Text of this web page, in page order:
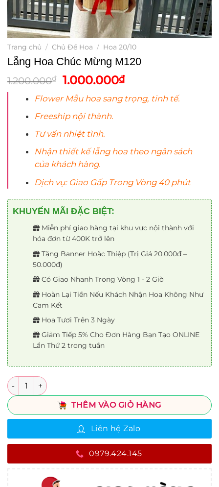
Trang chủ / Chủ Đề Hoa / Hoa 20/10
Lẵng Hoa Chúc Mừng M120
1.200.000₫
Giá
gốc
là:
1.200.000₫.
1.000.000₫Giá
tại
Flower Mẫu hoa sang trọng, tinh tế.
Freeship nội thành.
Tư vấn nhiệt tình.
Nhận thiết kế lẵng hoa theo ngân sách
của khách hàng.
Dịch vụ: Giao Gấp Trong Vòng 40 phút
KHUYẾN MÃI ĐẶC BIỆT:
Miễn phí giao hàng tại khu vực nội thành với
hóa đơn từ 400K trở lên
Tặng Banner Hoặc Thiệp (Trị Giá 20.000đ –
50.000đ)
Có Giao Nhanh Trong Vòng 1 - 2 Giờ
Hoàn Lại Tiền Nếu Khách Nhận Hoa Không Như
Cam Kết
Hoa Tươi Trên 3 Ngày
Giảm Tiếp 5% Cho Đơn Hàng Bạn Tạo ONLINE
Lần Thứ 2 trong tuần
Số lượng
THÊM VÀO GIỎ HÀNG
Liên hệ Zalo
0979.424.145